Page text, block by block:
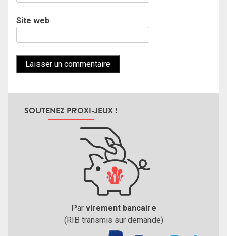
Site web
SOUTENEZ PROXI-JEUX !
Par virement bancaire
(RIB transmis sur demande)